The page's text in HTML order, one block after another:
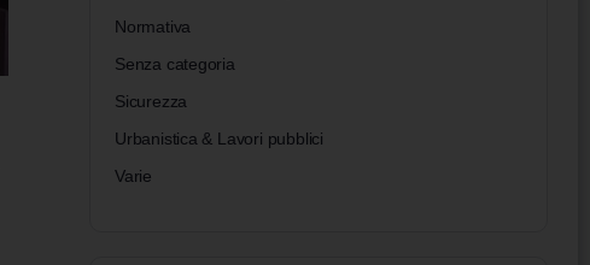
Normativa
Senza categoria
Sicurezza
Urbanistica & Lavori pubblici
Varie